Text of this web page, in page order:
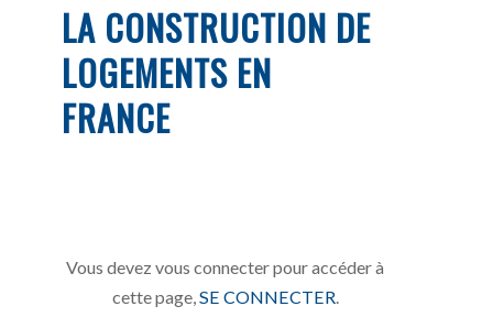
LA CONSTRUCTION DE
LOGEMENTS EN
FRANCE
Vous devez vous connecter pour accéder à
cette page, SE CONNECTER